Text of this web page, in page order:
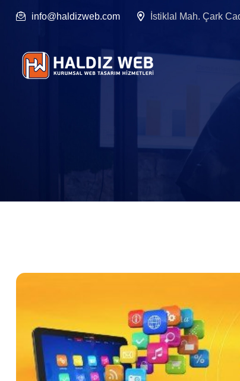
info@haldizweb.com İstiklal Mah. Çark